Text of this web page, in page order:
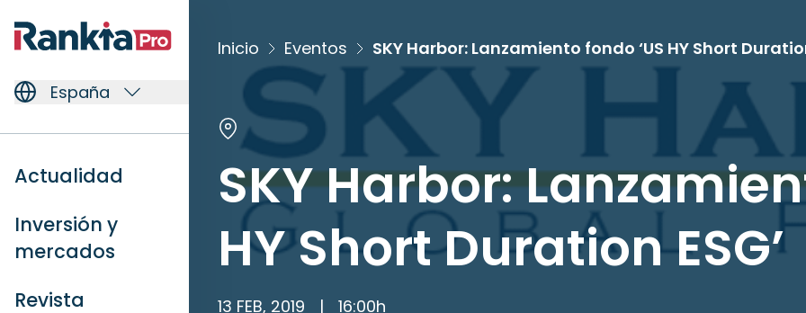
España
Actualidad
Inversión y
mercados
Revista
Inicio Eventos SKY Harbor: Lanzamiento fondo ‘US HY Short
SKY Harbor:
HY Short Duration ESG’
13 FEB, 2019 | 16:00h